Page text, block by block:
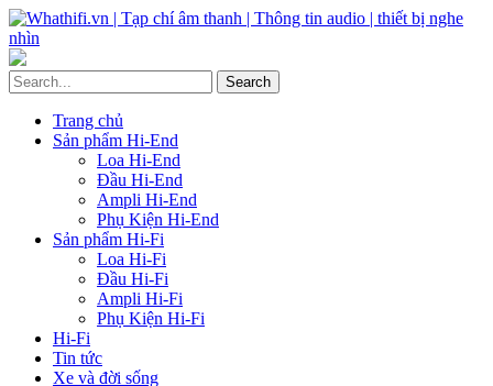
Trang chủ
Sản phẩm Hi-End
Loa Hi-End
Đầu Hi-End
Ampli Hi-End
Phụ Kiện Hi-End
Sản phẩm Hi-Fi
Loa Hi-Fi
Đầu Hi-Fi
Ampli Hi-Fi
Phụ Kiện Hi-Fi
Hi-Fi
Tin tức
Xe và đời sống